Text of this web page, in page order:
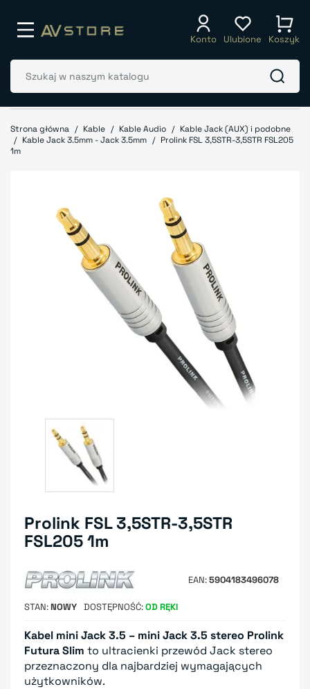
Konto Ulubione Koszyk
Strona główna Kable Kable Audio
Kable Jack (AUX) i podobne
Kable Jack 3.5mm - Jack 3.5mm
Prolink FSL 3,5STR-3,5STR FSL205
1m
Prolink FSL 3,5STR-3,5STR
FSL205 1m
EAN 5904183496078
STAN NOWY DOSTĘPNOŚĆ OD RĘKI
Kabel mini Jack 3.5 – mini Jack 3.5 stereo Prolink
Futura Slim to ultracienki przewód Jack stereo
przeznaczony dla najbardziej wymagających
użytkowników.